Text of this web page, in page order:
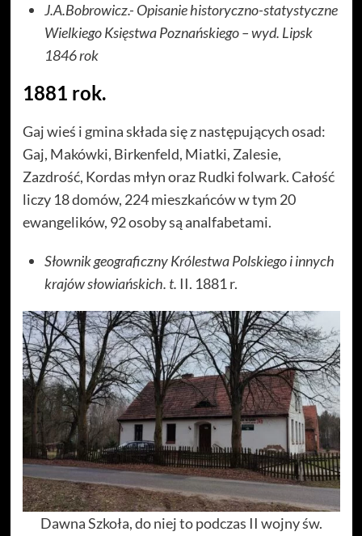
J.A.Bobrowicz.- Opisanie historyczno-statystyczne
Wielkiego Księstwa Poznańskiego – wyd. Lipsk
1846 rok
1881 rok.
Gaj wieś i gmina składa się z następujących osad:
Gaj, Makówki, Birkenfeld, Miatki, Zalesie,
Zazdrość, Kordas młyn oraz Rudki folwark. Całość
liczy 18 domów, 224 mieszkańców w tym 20
ewangelików, 92 osoby są analfabetami.
Słownik geograficzny Królestwa Polskiego i innych
krajów słowiańskich. t. II. 1881 r.
Dawna Szkoła, do niej to podczas II wojny św.